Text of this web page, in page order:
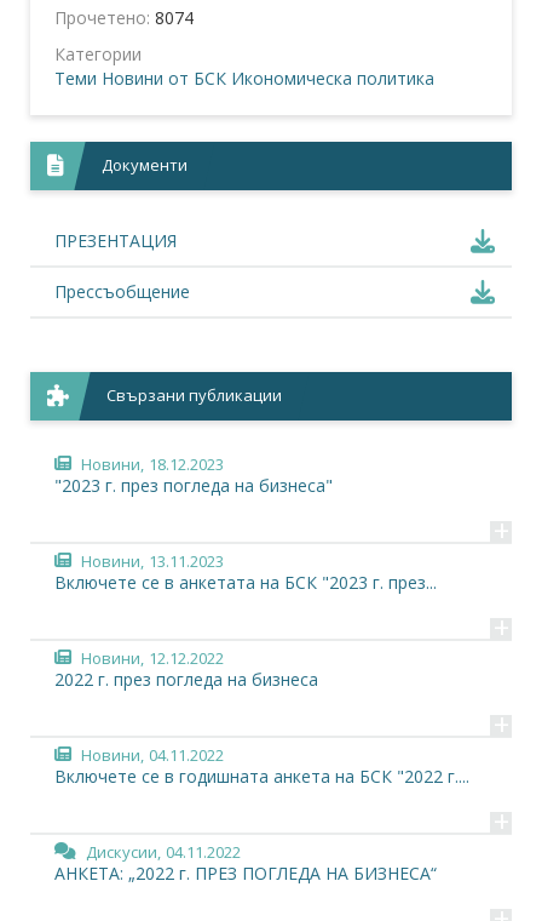
Прочетено: 8074
Категории
Теми Новини от БСК Икономическа политика
Документи
ПРЕЗЕНТАЦИЯ
Прессъобщение
Свързани публикации
Новини, 18.12.2023
"2023 г. през погледа на бизнеса"
+
Новини, 13.11.2023
Включете се в анкетата на БСК "2023 г. през...
+
Новини, 12.12.2022
2022 г. през погледа на бизнеса
+
Новини, 04.11.2022
Включете се в годишната анкета на БСК "2022 г....
+
Дискусии, 04.11.2022
АНКЕТА: „2022 г. ПРЕЗ ПОГЛЕДА НА БИЗНЕСА“